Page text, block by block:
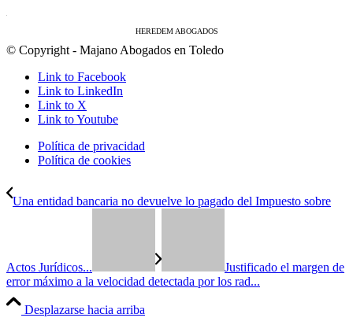
HEREDEM ABOGADOS
© Copyright - Majano Abogados en Toledo
Link to Facebook
Link to LinkedIn
Link to X
Link to Youtube
Política de privacidad
Política de cookies
Una entidad bancaria no devuelve lo pagado del Impuesto sobre
Actos Jurídicos...
Justificado el margen de
error máximo a la velocidad detectada por los rad...
Desplazarse hacia arriba